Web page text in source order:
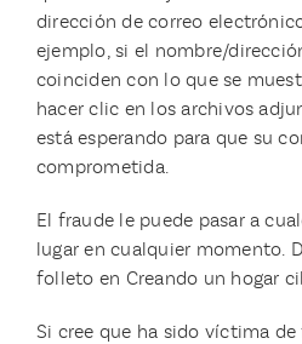
dirección de correo
ejemplo, si el nombre/
coinciden con lo que se
hacer clic en los archivos
está esperando para que su
comprometida.
El fraude le puede pasar a
lugar en cualquier momento.
folleto en Creando un hogar
Si cree que ha sido víctima